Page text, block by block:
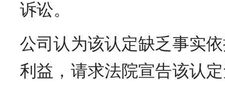
诉讼。
公司认为该认定缺乏事实
利益，请求法院宣告该认